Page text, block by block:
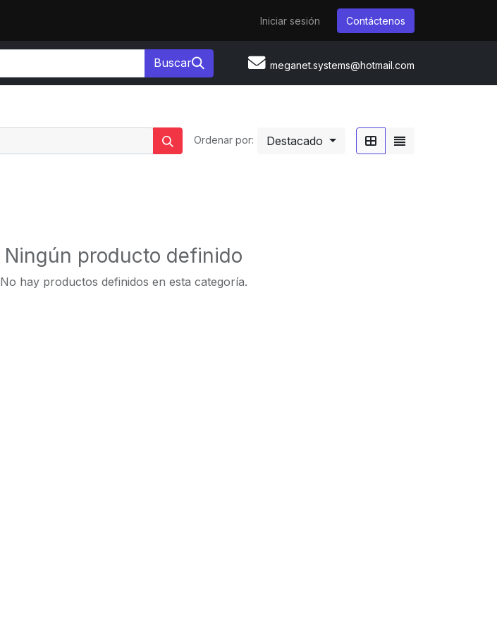
Iniciar sesión Contáctenos
Buscar meganet.systems@hotmail.com
Ordenar por: Destacado
Ningún producto definido
No hay productos definidos en esta categoría.